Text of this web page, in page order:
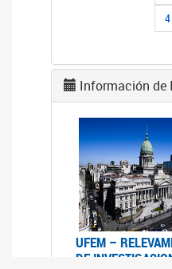
4
Información de
UFEM –
DE